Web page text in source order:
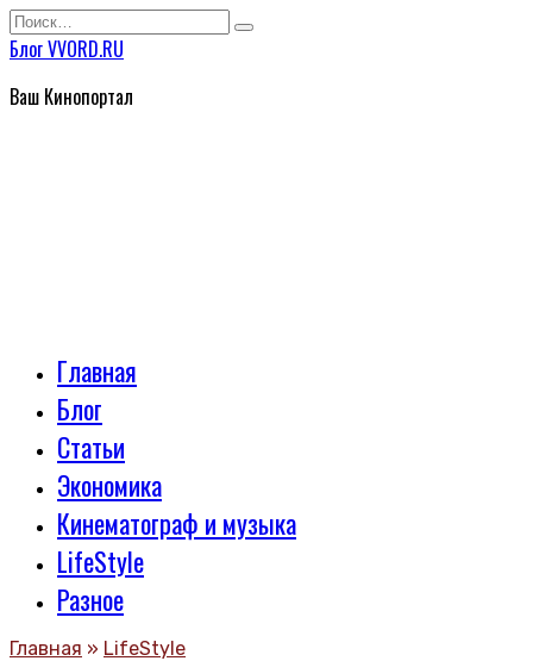
Перейти
к
содержанию
Search
for:
Блог VVORD.RU
Ваш Кинопортал
Главная
Блог
Статьи
Экономика
Кинематограф и музыка
LifeStyle
Разное
Главная » LifeStyle